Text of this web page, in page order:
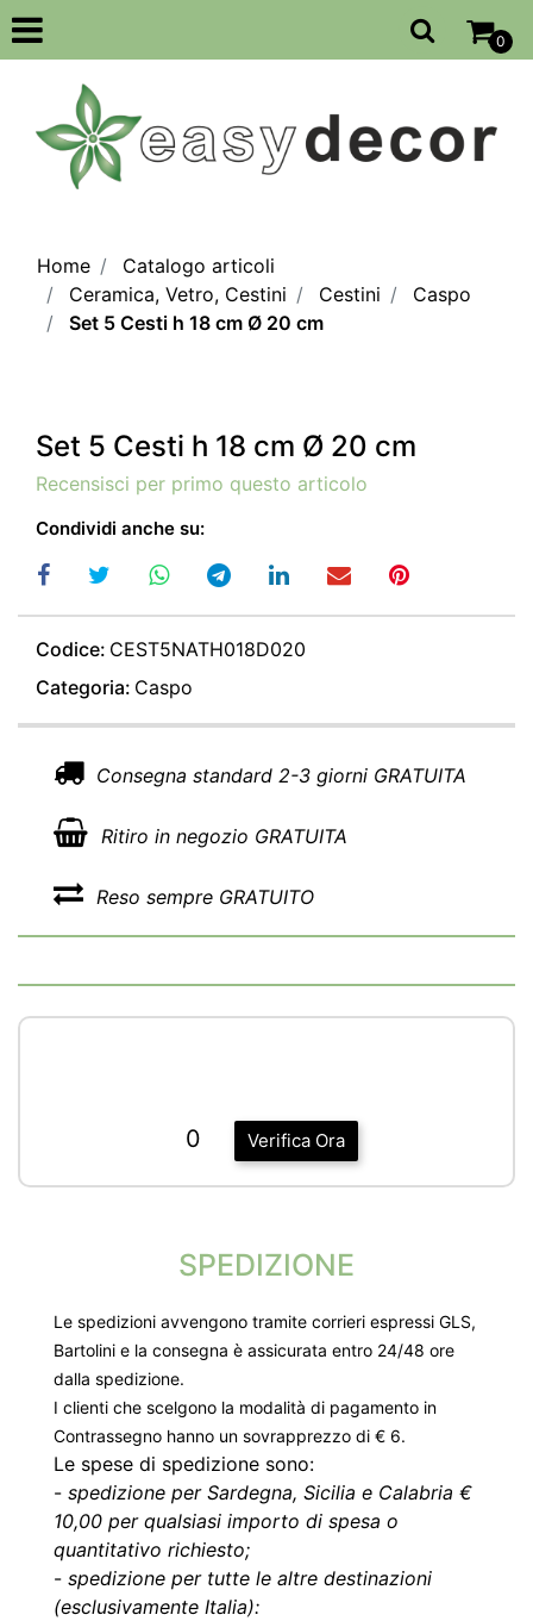
Open
0
Home
Catalogo articoli
Ceramica, Vetro, Cestini
Cestini
Caspo
Set 5 Cesti h 18 cm Ø 20 cm
Set 5 Cesti h 18 cm Ø 20 cm
Recensisci per primo questo articolo
Condividi anche su:
Codice: CEST5NATH018D020
Categoria: Caspo
Consegna standard 2-3 giorni GRATUITA
Ritiro in negozio GRATUITA
Reso sempre GRATUITO
Verifica Ora
0
SPEDIZIONE
Le spedizioni avvengono tramite corrieri espressi GLS,
Bartolini e la consegna è assicurata entro 24/48 ore
dalla spedizione.
I clienti che scelgono la modalità di pagamento in
Contrassegno hanno un sovrapprezzo di € 6.
Le spese di spedizione sono:
- spedizione per Sardegna, Sicilia e Calabria €
10,00 per qualsiasi importo di spesa o
quantitativo richiesto;
- spedizione per tutte le altre destinazioni
(esclusivamente Italia):